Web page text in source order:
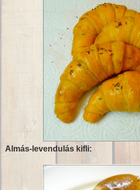
Almás-levendulás kifli: